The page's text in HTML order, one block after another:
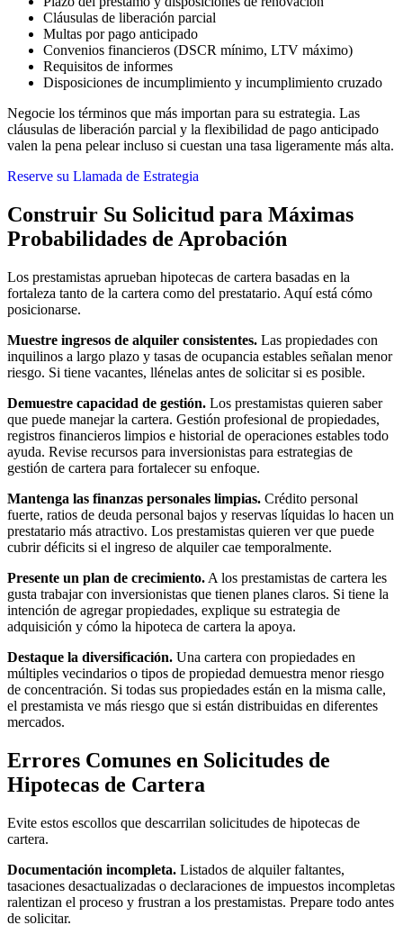
Cláusulas de liberación parcial
Multas por pago anticipado
Convenios financieros (DSCR mínimo, LTV máximo)
Requisitos de informes
Disposiciones de incumplimiento y incumplimiento cruzado
Negocie los términos que más importan para su estrategia. Las
cláusulas de liberación parcial y la flexibilidad de pago anticipado
valen la pena pelear incluso si cuestan una tasa ligeramente más alta.
Reserve su Llamada de Estrategia
Construir Su Solicitud para Máximas
Probabilidades de Aprobación
Los prestamistas aprueban hipotecas de cartera basadas en la
fortaleza tanto de la cartera como del prestatario. Aquí está cómo
posicionarse.
Muestre ingresos de alquiler consistentes. Las propiedades con
inquilinos a largo plazo y tasas de ocupancia estables señalan menor
riesgo. Si tiene vacantes, llénelas antes de solicitar si es posible.
Demuestre capacidad de gestión. Los prestamistas quieren saber
que puede manejar la cartera. Gestión profesional de propiedades,
registros financieros limpios e historial de operaciones estables todo
ayuda. Revise recursos para inversionistas para estrategias de
gestión de cartera para fortalecer su enfoque.
Mantenga las finanzas personales limpias. Crédito personal
fuerte, ratios de deuda personal bajos y reservas líquidas lo hacen un
prestatario más atractivo. Los prestamistas quieren ver que puede
cubrir déficits si el ingreso de alquiler cae temporalmente.
Presente un plan de crecimiento. A los prestamistas de cartera les
gusta trabajar con inversionistas que tienen planes claros. Si tiene la
intención de agregar propiedades, explique su estrategia de
adquisición y cómo la hipoteca de cartera la apoya.
Destaque la diversificación. Una cartera con propiedades en
múltiples vecindarios o tipos de propiedad demuestra menor riesgo
de concentración. Si todas sus propiedades están en la misma calle,
el prestamista ve más riesgo que si están distribuidas en diferentes
mercados.
Errores Comunes en Solicitudes de
Hipotecas de Cartera
Evite estos escollos que descarrilan solicitudes de hipotecas de
cartera.
Documentación incompleta. Listados de alquiler faltantes,
tasaciones desactualizadas o declaraciones de impuestos incompletas
ralentizan el proceso y frustran a los prestamistas. Prepare todo antes
de solicitar.